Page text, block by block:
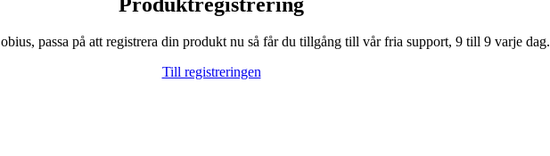
passa på att registrera din produkt nu så får du tillgång till vår fria support, 9 till 9 varje dag.
Till registreringen